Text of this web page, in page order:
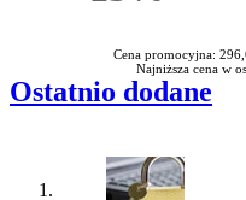
Rabatu
Cena promocyjna:
Najniższa cena w
Ostatnio dodane